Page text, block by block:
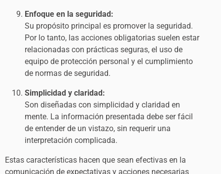
Enfoque en la seguridad:
Su propósito principal es promover la seguridad.
Por lo tanto, las acciones obligatorias suelen estar
relacionadas con prácticas seguras, el uso de
equipo de protección personal y el cumplimiento
de normas de seguridad.
Simplicidad y claridad:
Son diseñadas con simplicidad y claridad en
mente. La información presentada debe ser fácil
de entender de un vistazo, sin requerir una
interpretación complicada.
Estas características hacen que sean efectivas en la
comunicación de expectativas y acciones necesarias